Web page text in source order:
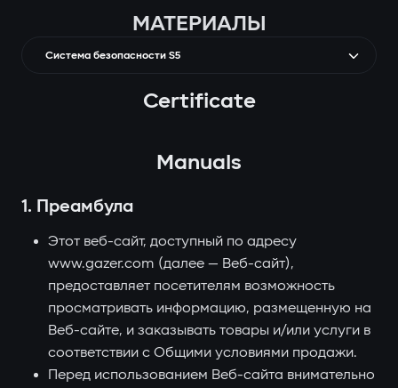
МАТЕРИАЛЫ
Система безопасности S5
Certificate
Manuals
1. Преамбула
Этот веб-сайт, доступный по адресу
www.gazer.com (далее — Веб-сайт),
предоставляет посетителям возможность
просматривать информацию, размещенную на
Веб-сайте, и заказывать товары и/или услуги в
соответствии с Общими условиями продажи.
Перед использованием Веб-сайта внимательно